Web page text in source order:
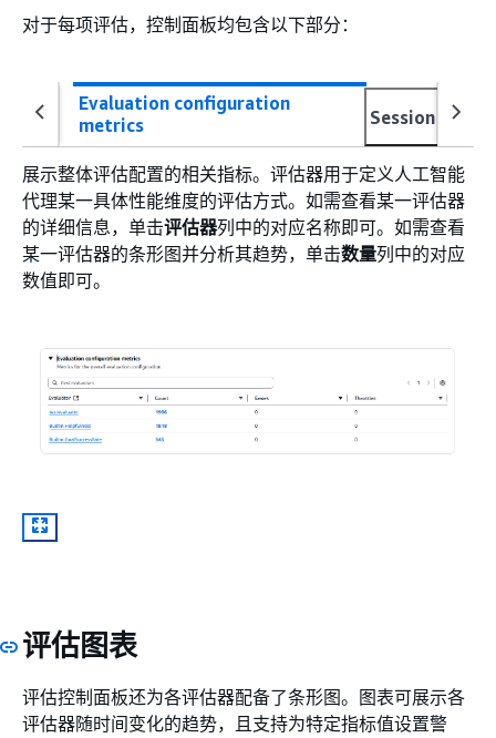
对于每项评估，控制面板均包含以下部分：
Evaluation configuration
metrics
Session
展示整体评估配置的相关指标。评估器用于定义人工智能
代理某一具体性能维度的评估方式。如需查看某一评估器
的详细信息，单击评估器列中的对应名称即可。如需查看
某一评估器的条形图并分析其趋势，单击数量列中的对应
数值即可。
评估图表
评估控制面板还为各评估器配备了条形图。图表可展示各
评估器随时间变化的趋势，且支持为特定指标值设置警